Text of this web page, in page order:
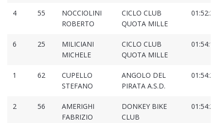
4 55
NOCCIOLINI
ROBERTO
CICLO CLUB
QUOTA MILLE
6 25
MILICIANI
MICHELE
CICLO CLUB
QUOTA MILLE
1 62
CUPELLO
STEFANO
ANGOLO DEL
PIRATA A.S.D.
2 56
AMERIGHI
FABRIZIO
DONKEY BIKE
CLUB